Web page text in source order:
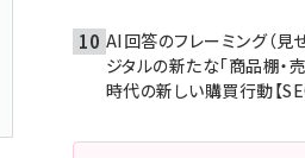
AI回答のフレーミング（見
ジタルの新たな「商品棚・
時代の新しい購買行動【